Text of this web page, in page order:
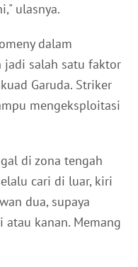
ulasnya.
dalam
jadi salah satu faktor
Garuda. Striker
mengeksploitasi
di zona tengah
cari di luar, kiri
dua, supaya
kanan. Memang